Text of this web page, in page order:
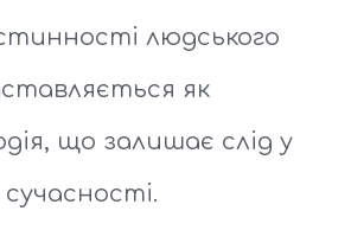
людського
як
що залишає слід у